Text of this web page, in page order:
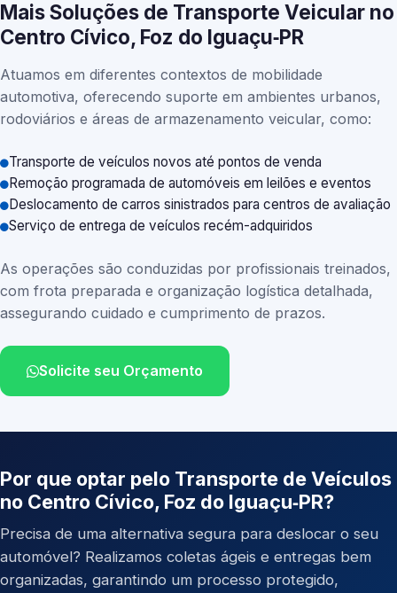
Mais Soluções de Transporte Veicular no
Centro Cívico, Foz do Iguaçu‑PR
Atuamos em diferentes contextos de mobilidade
automotiva, oferecendo suporte em ambientes urbanos,
rodoviários e áreas de armazenamento veicular, como:
Transporte de veículos novos até pontos de venda
Remoção programada de automóveis em leilões e eventos
Deslocamento de carros sinistrados para centros de avaliação
Serviço de entrega de veículos recém-adquiridos
As operações são conduzidas por profissionais treinados,
com frota preparada e organização logística detalhada,
assegurando cuidado e cumprimento de prazos.
Solicite seu Orçamento
Por que optar pelo Transporte de Veículos
no Centro Cívico, Foz do Iguaçu‑PR?
Precisa de uma alternativa segura para deslocar o seu
automóvel? Realizamos coletas ágeis e entregas bem
organizadas, garantindo um processo protegido,